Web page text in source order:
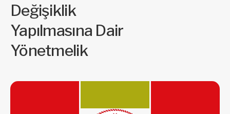
Değişiklik
Yapılmasına Dair
Yönetmelik